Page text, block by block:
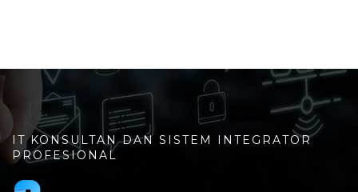
IT KONSULTAN DAN SISTEM INTEGRATOR
PROFESIONAL